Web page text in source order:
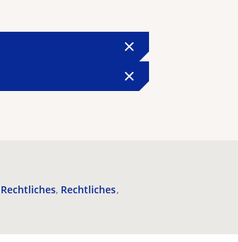
Rechtliches Rechtliches